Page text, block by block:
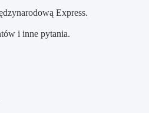
Express.
i inne pytania.